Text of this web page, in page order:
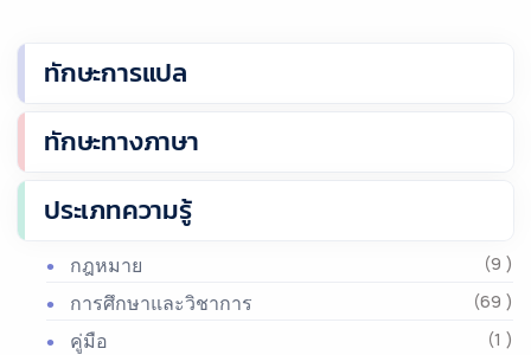
ทักษะการแปล
ทักษะทางภาษา
ประเภทความรู้
กฎหมาย (9 )
การศึกษาและวิชาการ (69 )
คู่มือ (1 )